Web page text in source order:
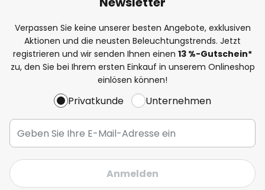
Verpassen Sie keine unserer besten Angebote, exklusiven
Aktionen und die neusten Beleuchtungstrends. Jetzt
registrieren und wir senden Ihnen einen 13 %-Gutschein*
zu, den Sie bei Ihrem ersten Einkauf in unserem Onlineshop
einlösen können!
Privatkunde Unternehmen
Anmelden